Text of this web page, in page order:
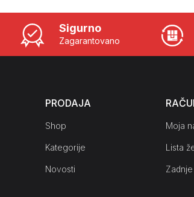
Sigurno
Zagarantovano
PRODAJA
Shop
Kategorije
Novosti
Moja
Lista